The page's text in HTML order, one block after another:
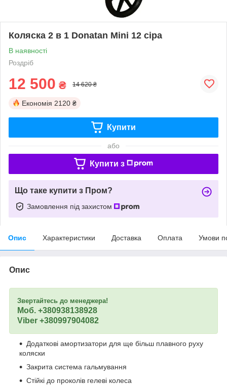
Коляска 2 в 1 Donatan Mini 12 сіра
В наявності
Роздріб
12 500 ₴ 14 620 ₴
Економія 2120 ₴
Купити
або
Купити з
Що таке купити з Пром?
Замовлення під захистом
Опис Характеристики Доставка Оплата Умови
Опис
Звертайтесь до менеджера!
Моб. +380938138928
Viber +380997904082
Додаткові амортизатори для ще більш плавного руху
коляски
Закрита система гальмування
Стійкі до проколів гелеві колеса